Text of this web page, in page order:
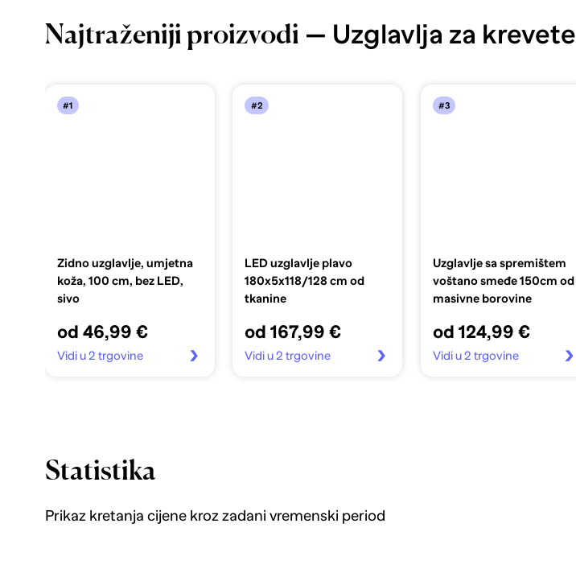
Najtraženiji proizvodi — Uzglavlja za krevete
#1
Zidno uzglavlje, umjetna
koža, 100 cm, bez LED,
sivo
od 46,99 €
Vidi u 2 trgovine
#2
LED uzglavlje plavo
180x5x118/128 cm od
tkanine
od 167,99 €
Vidi u 2 trgovine
#3
Uzglavlje sa spremištem
voštano smeđe 150cm od
masivne borovine
od 124,99 €
Vidi u 2 trgovine
Statistika
Prikaz kretanja cijene kroz zadani vremenski period